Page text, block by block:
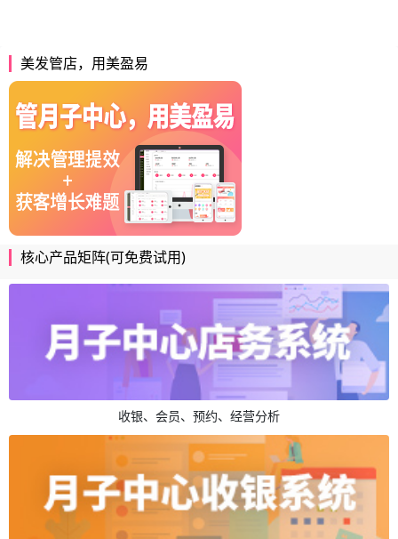
美发管店，用美盈易
核心产品矩阵(可免费试用)
收银、会员、预约、经营分析